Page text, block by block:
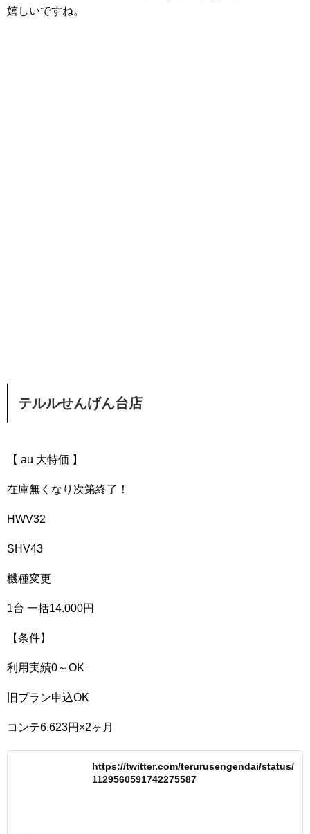
嬉しいですね。
テルルせんげん台店
【 au 大特価 】
在庫無くなり次第終了！
HWV32
SHV43
機種変更
1台 一括14.000円
【条件】
利用実績0～OK
旧プラン申込OK
コンテ6.623円×2ヶ月
https://twitter.com/terurusengendai/status/
1129560591742275587